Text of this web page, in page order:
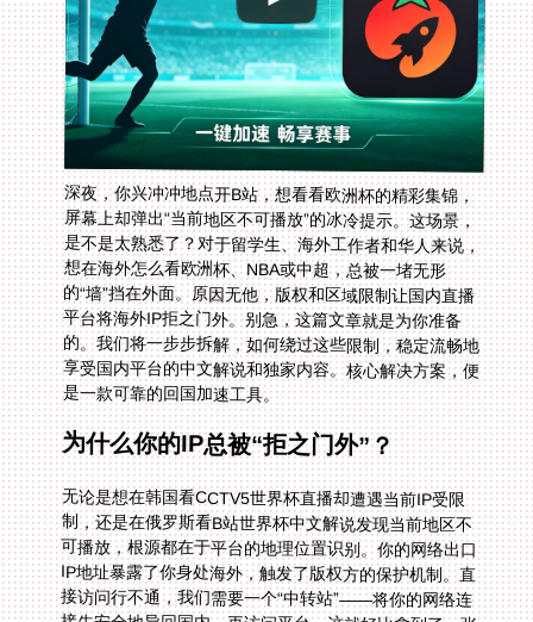
深夜，你兴冲冲地点开B站，想看看欧洲杯的精彩集锦，
屏幕上却弹出“当前地区不可播放”的冰冷提示。这场景，
是不是太熟悉了？对于留学生、海外工作者和华人来说，
想在海外怎么看欧洲杯、NBA或中超，总被一堵无形
的“墙”挡在外面。原因无他，版权和区域限制让国内直播
平台将海外IP拒之门外。别急，这篇文章就是为你准备
的。我们将一步步拆解，如何绕过这些限制，稳定流畅地
享受国内平台的中文解说和独家内容。核心解决方案，便
是一款可靠的回国加速工具。
为什么你的IP总被“拒之门外”？
无论是想在韩国看CCTV5世界杯直播却遭遇当前IP受限
制，还是在俄罗斯看B站世界杯中文解说发现当前地区不
可播放，根源都在于平台的地理位置识别。你的网络出口
IP地址暴露了你身处海外，触发了版权方的保护机制。直
接访问行不通，我们需要一个“中转站”——将你的网络连
接先安全地导回国内，再访问平台。这就好比拿到了一张